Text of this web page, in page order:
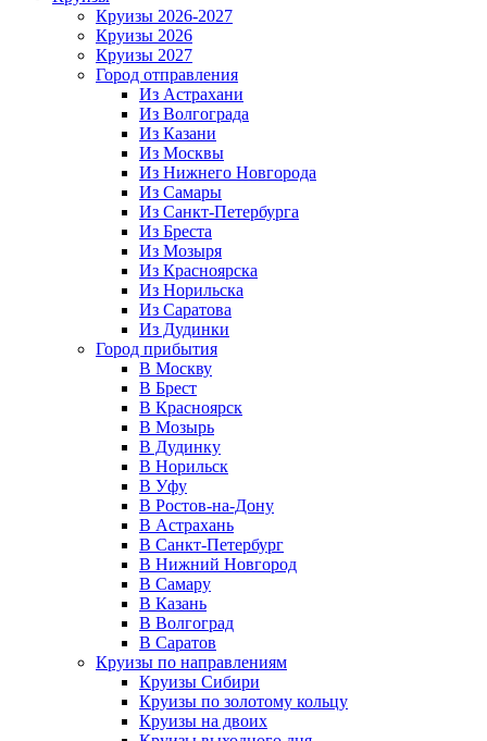
Круизы 2026-2027
Круизы 2026
Круизы 2027
Город отправления
Из Астрахани
Из Волгограда
Из Казани
Из Москвы
Из Нижнего Новгорода
Из Самары
Из Санкт-Петербурга
Из Бреста
Из Мозыря
Из Красноярска
Из Норильска
Из Саратова
Из Дудинки
Город прибытия
В Москву
В Брест
В Красноярск
В Мозырь
В Дудинку
В Норильск
В Уфу
В Ростов-на-Дону
В Астрахань
В Санкт-Петербург
В Нижний Новгород
В Самару
В Казань
В Волгоград
В Саратов
Круизы по направлениям
Круизы Сибири
Круизы по золотому кольцу
Круизы на двоих